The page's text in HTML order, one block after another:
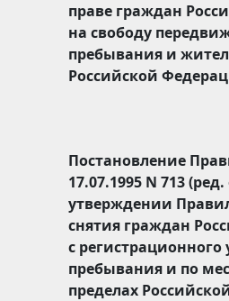
праве граждан
на свободу
пребывания и
Российской
Постановление
17.07.1995 N 713
утверждении
снятия граждан
с регистрационного
пребывания и по
пределах